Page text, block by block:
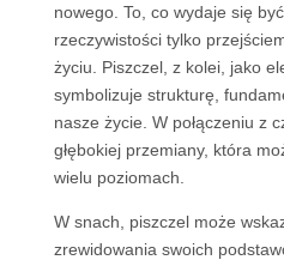
nowego. To, co wydaje się
rzeczywistości tylko
życiu. Piszczel, z kolei, jako
symbolizuje strukturę,
nasze życie. W połączeniu z
głębokiej przemiany, która
wielu poziomach.
W snach, piszczel może
zrewidowania swoich